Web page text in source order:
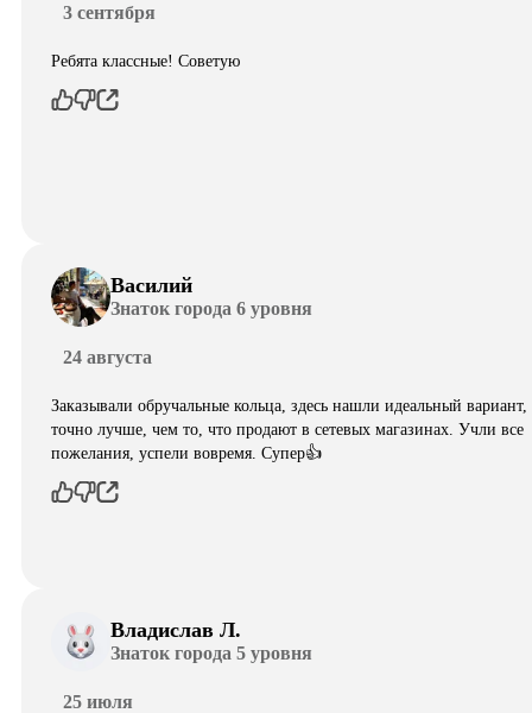
3 сентября
Ребята классные! Советую
Василий
Знаток города 6 уровня
24 августа
Заказывали обручальные кольца, здесь нашли идеальный вариант,
точно лучше, чем то, что продают в сетевых магазинах. Учли все
пожелания, успели вовремя. Супер👍
Владислав Л.
Знаток города 5 уровня
25 июля